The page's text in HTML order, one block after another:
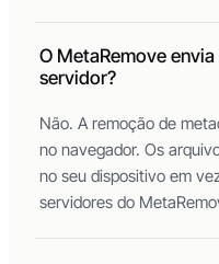
O MetaRemove
servidor?
Não. A remoção de
no navegador. Os
no seu dispositivo em
servidores do